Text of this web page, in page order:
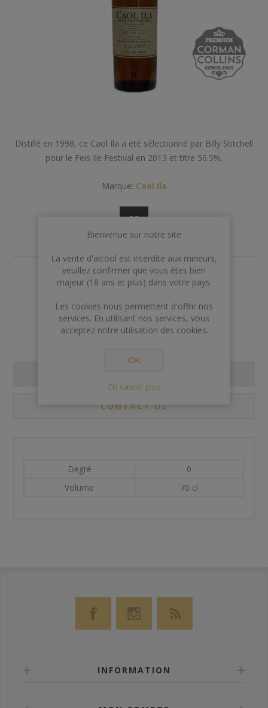
Distillé en 1998, ce Caol Ila a été sélectionné par Billy Stitchell
pour le Feis Ile Festival en 2013 et titre 56.5%.
Marque: Caol Ila
€390,00
Rupture de stock
CONTACT US
Degré
0
Volume
70 cl
INFORMATION
Bienvenue sur notre site
La vente d'alcool est interdite aux mineurs,
veuillez confirmer que vous êtes bien
majeur (18 ans et plus) dans votre pays.
Les cookies nous permettent d'offrir nos
services. En utilisant nos services, vous
acceptez notre utilisation des cookies.
OK
En savoir plus